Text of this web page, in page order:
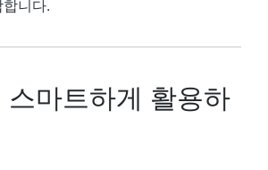
니다.
스마트하게 활용하